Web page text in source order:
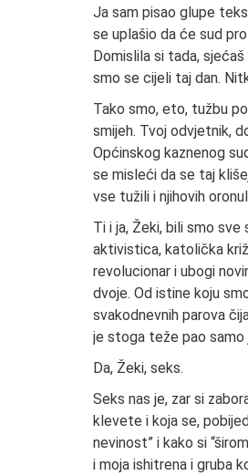
Ja sam pisao glupe
se uplašio da će sud
Domislila si tada,
smo se cijeli taj dan.
Tako smo, eto, tužbu
smijeh. Tvoj odvjetnik,
Općinskog kaznenog
se misleći da se taj
vse tužili i njihovih
Ti i ja, Žeki, bili smo
aktivistica, katolička
revolucionar i ubogi
dvoje. Od istine koju
svakodnevnih parova
je stoga teže pao samo
Da, Žeki, seks.
Seks nas je, zar si
klevete i koja se,
nevinost” i kako si
i moja ishitrena i gruba